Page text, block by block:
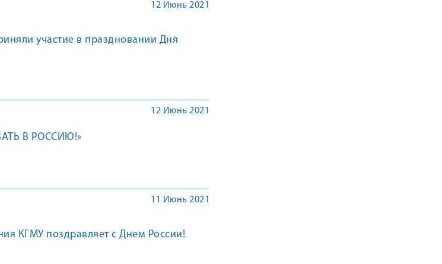
12 Июнь 2021
участие в праздновании Дня
12 Июнь 2021
В РОССИЮ!»
11 Июнь 2021
КГМУ поздравляет с Днем России!